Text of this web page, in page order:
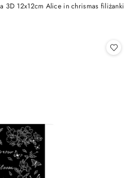
3D 12x12cm Alice in chrismas filiżanki